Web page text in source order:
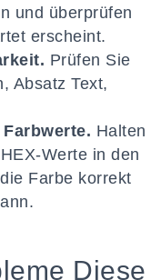
und überprüfen
erscheint.
Prüfen Sie
Absatz Text,
Halten
Werte in den
Farbe korrekt
Diese